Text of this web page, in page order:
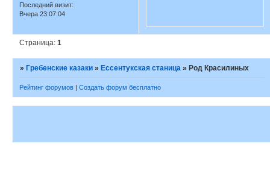
Последний визит:
Вчера 23:07:04
Страница:1
» Гребенские казаки » Ессентукская станица » Род Красилиных
Рейтинг форумов | Создать форум бесплатно